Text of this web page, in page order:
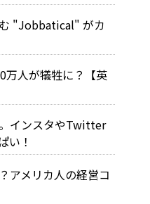
"Jobbatical" がカ
万人が犠牲に？【英
インスタやTwitter
い！
アメリカ人の経営コ